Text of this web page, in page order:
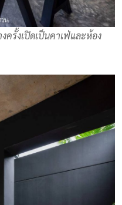
ครั้งเปิดเป็นคาเฟ่และห้อง